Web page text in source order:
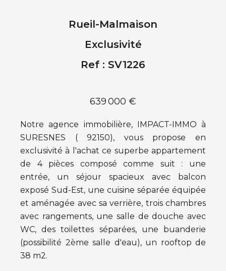
Rueil-Malmaison
Exclusivité
Ref : SV1226
639 000 €
Notre agence immobilière, IMPACT-IMMO à
SURESNES ( 92150), vous propose en
exclusivité à l'achat ce superbe appartement
de 4 pièces composé comme suit : une
entrée, un séjour spacieux avec balcon
exposé Sud-Est, une cuisine séparée équipée
et aménagée avec sa verrière, trois chambres
avec rangements, une salle de douche avec
WC, des toilettes séparées, une buanderie
(possibilité 2ème salle d'eau), un rooftop de
38 m2.